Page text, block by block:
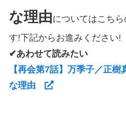
な理由についてはこち
す!下記からお進みください!
✔あわせて読みたい
【再会第7話】万季子／正
な理由